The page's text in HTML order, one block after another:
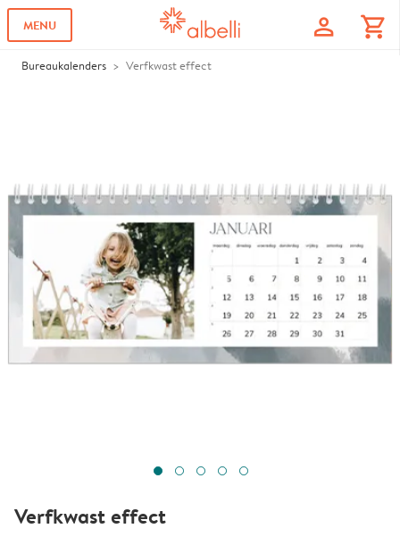
MENU profile shopping_cart
Bureaukalenders Verfkwast effect
Verfkwast effect